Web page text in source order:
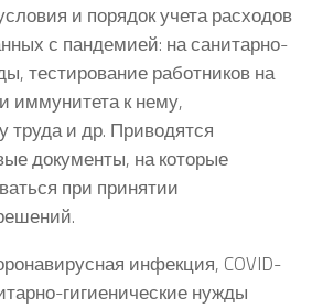
и порядок учета расходов
с пандемией: на санитарно-
тестирование работников на
иммунитета к нему,
труда и др. Приводятся
документы, на которые
при принятии
инфекция, COVID-
гигиенические нужды